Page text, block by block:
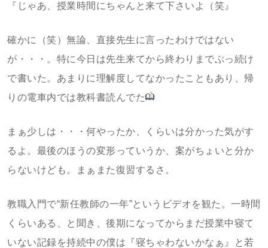
『じゃあ、授業時間にちゃんと来て下さいよ（笑』
確かに（笑）無論、直接先生に言ったわけではない
が・・・。特に今日は先生来てから終わりまでぶっ続け
で書いた。あまりに理解度してなかったこともあり、帰
りの電車内では教科書読んでた
まぁ少しは・・・何やったか、くらいは分かった気がす
るよ。最後のほうの変形っていうか、案がちょいと分か
らないけども。まぁまた復習するさ。
教職入門で“新任教師の一年”というビデオを観た。一時間
くらいある、と聞き、後期になってからまだ授業中寝て
いない記録を持続中の僕は『寝ちゃわないかなぁ』と若